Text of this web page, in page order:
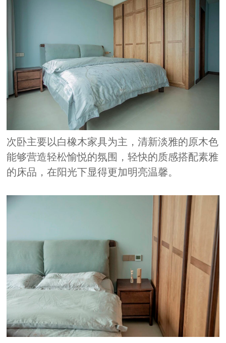
次卧主要以白橡木家具为主，清新淡雅的原木色
能够营造轻松愉悦的氛围，轻快的质感搭配素雅
的床品，在阳光下显得更加明亮温馨。